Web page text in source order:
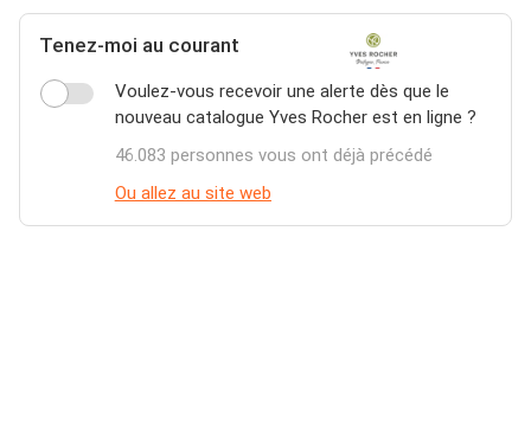
Tenez-moi au courant
Voulez-vous recevoir une alerte dès que le
nouveau catalogue Yves Rocher est en ligne ?
46.083 personnes vous ont déjà précédé
Ou allez au site web